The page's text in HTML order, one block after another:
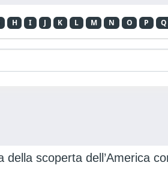
H I J K L M N O P Q
scoperta dell’America